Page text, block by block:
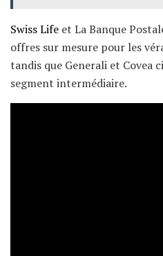
Swiss Life et La Banque
offres sur mesure pour les
tandis que Generali et Covea
segment intermédiaire.